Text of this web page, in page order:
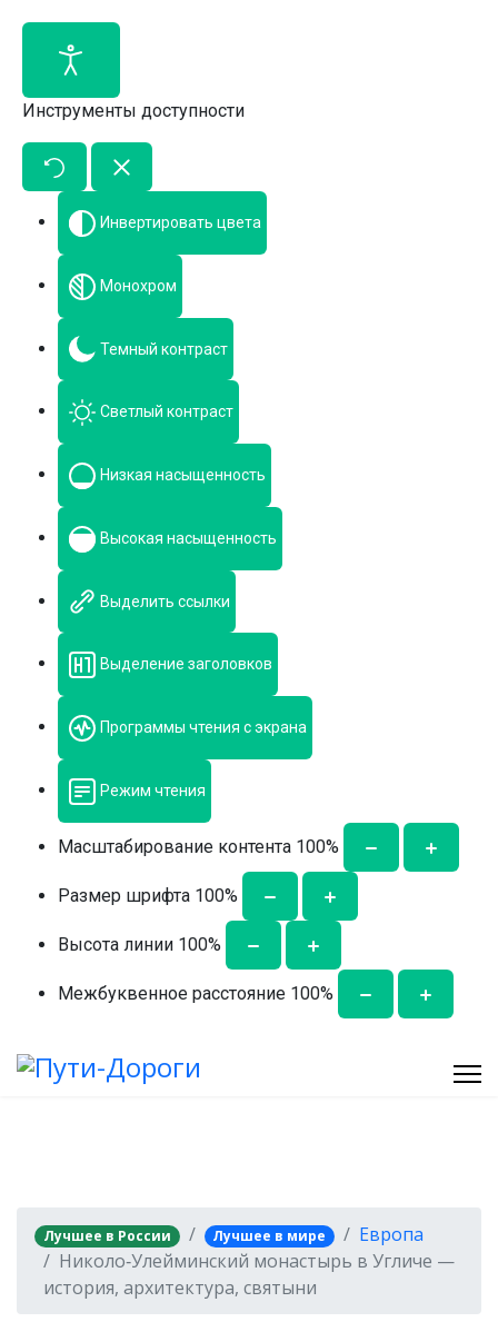
Инструменты доступности
Инвертировать цвета
Монохром
Темный контраст
Светлый контраст
Низкая насыщенность
Высокая насыщенность
Выделить ссылки
Выделение заголовков
Программы чтения с экрана
Режим чтения
Масштабирование контента 100%
Размер шрифта 100%
Высота линии 100%
Межбуквенное расстояние 100%
Лучшее в России Лучшее в мире
Европа
Николо‑Улейминский монастырь в Угличе —
история, архитектура, святыни